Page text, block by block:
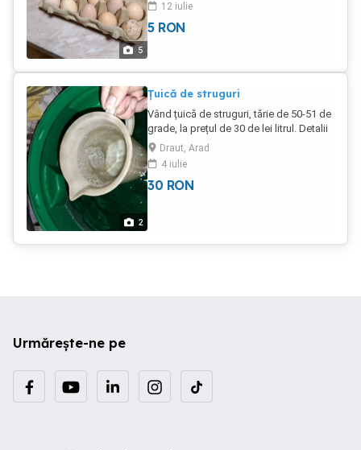
5
12 iulie
5 RON
2
Țuică de struguri
Vând țuică de struguri, tărie de 50-51 de
grade, la prețul de 30 de lei litrul. Detalii
la telefon.
Draut, Arad
4 iulie
30 RON
Urmărește-ne pe